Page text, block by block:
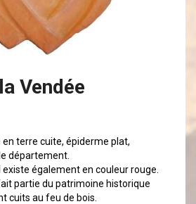
Vendée
en terre cuite, épiderme plat,
département.
existe également en couleur rouge.
partie du patrimoine historique
cuits au feu de bois.